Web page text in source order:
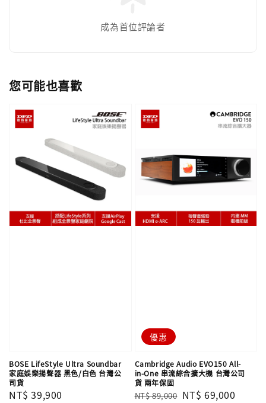
成為首位評論者
您可能也喜歡
BOSE LifeStyle Ultra Soundbar
家庭娛樂揚聲器 黑色/白色 台灣公
司貨
Regular
NT$ 39,900
優惠
Cambridge Audio EVO150 All-
in-One 串流綜合擴大機 台灣公司
貨 兩年保固
Regular
NT$ 89,000 Sale
NT$ 69,000